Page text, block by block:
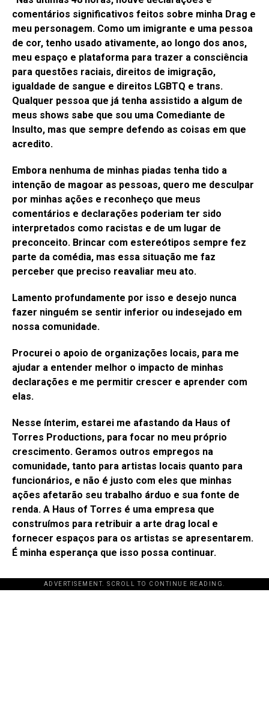
comentários significativos feitos sobre minha Drag e
meu personagem. Como um imigrante e uma pessoa
de cor, tenho usado ativamente, ao longo dos anos,
meu espaço e plataforma para trazer a consciência
para questões raciais, direitos de imigração,
igualdade de sangue e direitos LGBTQ e trans.
Qualquer pessoa que já tenha assistido a algum de
meus shows sabe que sou uma Comediante de
Insulto, mas que sempre defendo as coisas em que
acredito.
Embora nenhuma de minhas piadas tenha tido a
intenção de magoar as pessoas, quero me desculpar
por minhas ações e reconheço que meus
comentários e declarações poderiam ter sido
interpretados como racistas e de um lugar de
preconceito. Brincar com estereótipos sempre fez
parte da comédia, mas essa situação me faz
perceber que preciso reavaliar meu ato.
Lamento profundamente por isso e desejo nunca
fazer ninguém se sentir inferior ou indesejado em
nossa comunidade.
Procurei o apoio de organizações locais, para me
ajudar a entender melhor o impacto de minhas
declarações e me permitir crescer e aprender com
elas.
Nesse ínterim, estarei me afastando da Haus of
Torres Productions, para focar no meu próprio
crescimento. Geramos outros empregos na
comunidade, tanto para artistas locais quanto para
funcionários, e não é justo com eles que minhas
ações afetarão seu trabalho árduo e sua fonte de
renda. A Haus of Torres é uma empresa que
construímos para retribuir a arte drag local e
fornecer espaços para os artistas se apresentarem.
É minha esperança que isso possa continuar.
ADVERTISEMENT. SCROLL TO CONTINUE READING.